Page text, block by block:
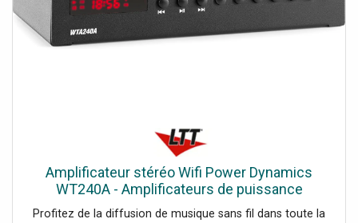
Amplificateur stéréo Wifi Power Dynamics
WT240A - Amplificateurs de puissance
bicanaux
Profitez de la diffusion de musique sans fil dans toute la